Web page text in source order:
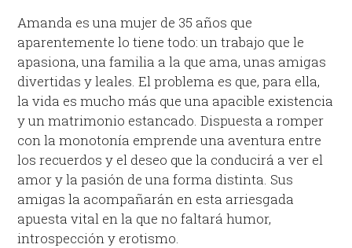
Amanda es una mujer de 35 años que
aparentemente lo tiene todo: un trabajo que le
apasiona, una familia a la que ama, unas amigas
divertidas y leales. El problema es que, para ella,
la vida es mucho más que una apacible existencia
y un matrimonio estancado. Dispuesta a romper
con la monotonía emprende una aventura entre
los recuerdos y el deseo que la conducirá a ver el
amor y la pasión de una forma distinta. Sus
amigas la acompañarán en esta arriesgada
apuesta vital en la que no faltará humor,
introspección y erotismo.